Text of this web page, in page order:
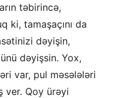
təbirincə,
ki, tamaşaçını da
dəyişin,
dəyişsin. Yox,
var, pul məsələləri
ver. Qoy ürəyi